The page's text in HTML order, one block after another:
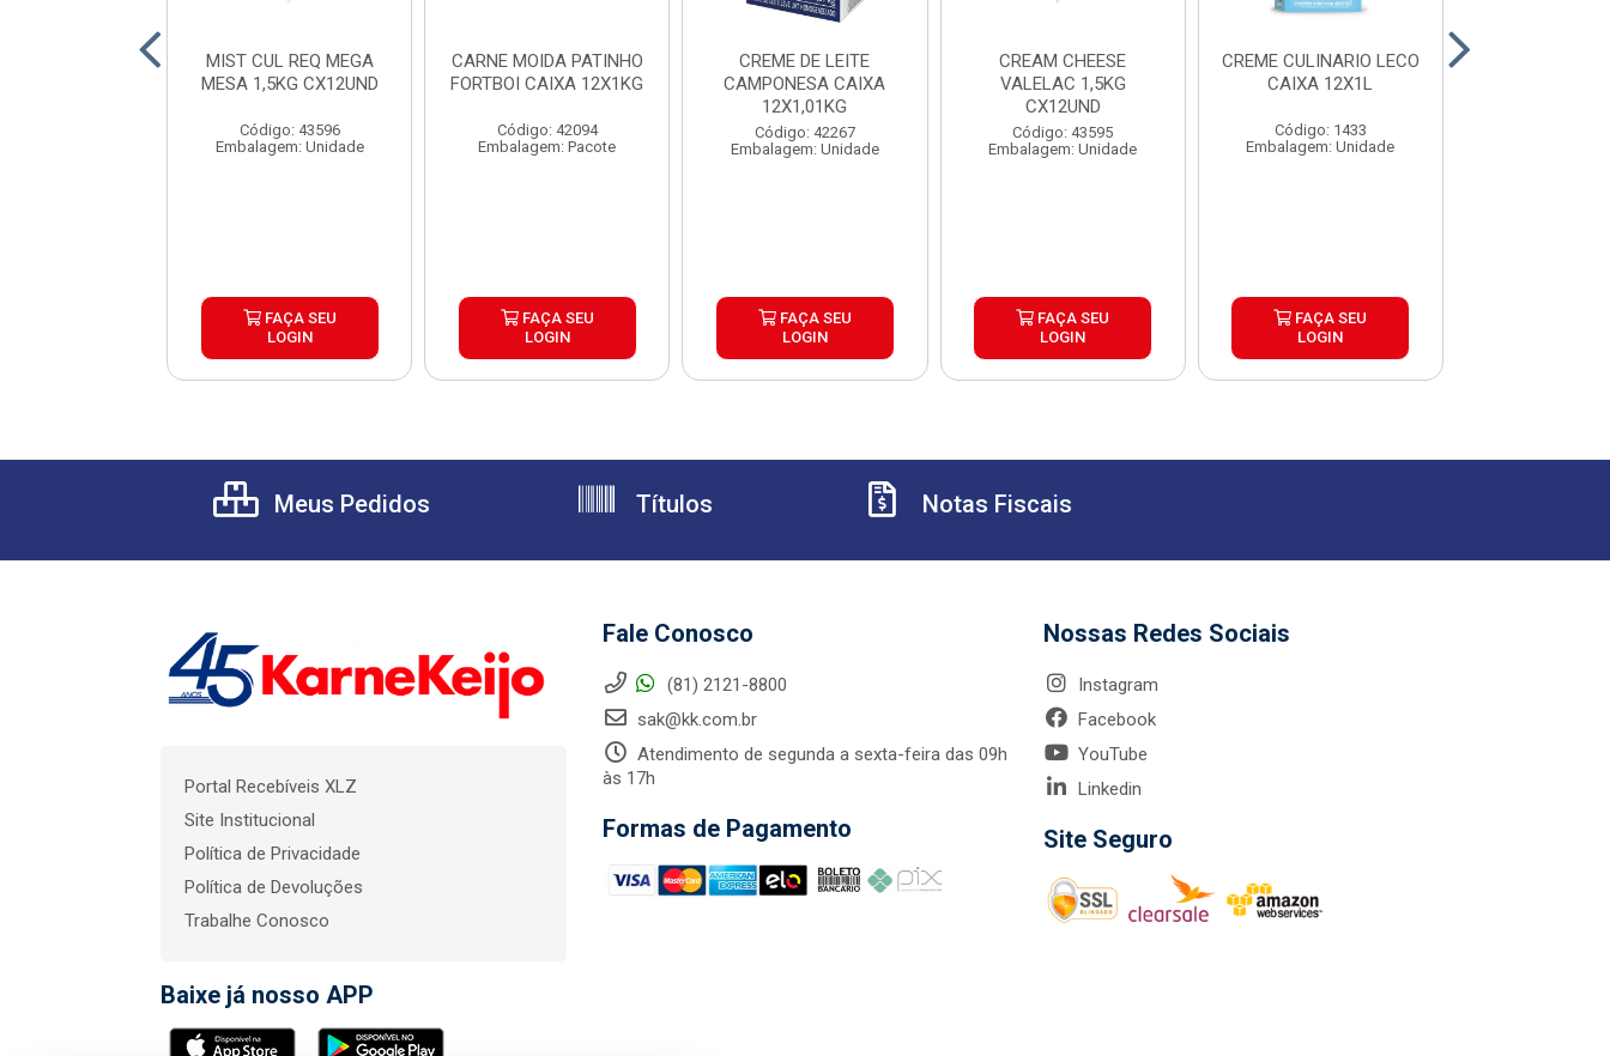
MIST CUL REQ MEGA
MESA 1,5KG CX12UND
Código: 43596
Embalagem: Unidade
FAÇA SEU
LOGIN
CARNE MOIDA PATINHO
FORTBOI CAIXA 12X1KG
Código: 42094
Embalagem: Pacote
FAÇA SEU
LOGIN
CREME DE LEITE
CAMPONESA CAIXA
12X1,01KG
Código: 42267
Embalagem: Unidade
FAÇA SEU
LOGIN
CREAM CHEESE
VALELAC 1,5KG
CX12UND
Código: 43595
Embalagem: Unidade
FAÇA SEU
LOGIN
CREME CULINARIO LECO
CAIXA 12X1L
Código: 1433
Embalagem: Unidade
FAÇA SEU
LOGIN
Meus Pedidos Títulos Notas Fiscais
Portal Recebíveis XLZ
Site Institucional
Política de Privacidade
Política de Devoluções
Trabalhe Conosco
Baixe já nosso APP
Fale Conosco
(81) 2121-8800
sak@kk.com.br
Atendimento de segunda a sexta-feira das 09h
às 17h
Formas de Pagamento
Nossas Redes Sociais
Instagram
Facebook
YouTube
Linkedin
Site Seguro